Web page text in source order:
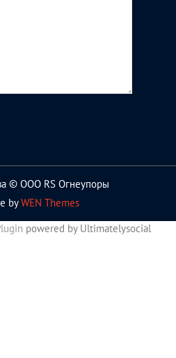
© ООО RS Огнеупоры
byWEN Themes
powered by Ultimatelysocial